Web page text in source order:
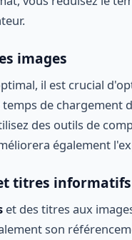
images
il est crucial
de chargement
des outils de
également
titres informatifs
et des titres aux
son